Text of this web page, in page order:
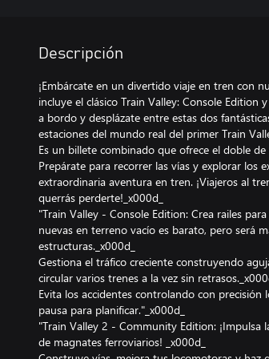
Descripción
¡Embárcate en un divertido viaje en tren con
incluye el clásico Train Valley: Console Edition
a bordo y desplázate entre estas dos
estaciones del mundo real del primer Train
Es un billete combinado que ofrece el doble
Prepárate para recorrer las vías y explorar los
extraordinaria aventura en tren. ¡Viajeros al
querrás perderte!_x000d_
"Train Valley - Console Edition: Crea railes
nuevas en terreno vacío es barato, pero será
estructuras._x000d_
Gestiona el tráfico creciente construyendo
circular varios trenes a la vez sin
Evita los accidentes controlando con
pausa para planificar."_x000d_
"Train Valley 2 - Community Edition:
de magnates ferroviarios! _x000d_